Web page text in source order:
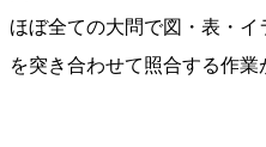
ほぼ全ての大問で図・表・
を突き合わせて照合する作業